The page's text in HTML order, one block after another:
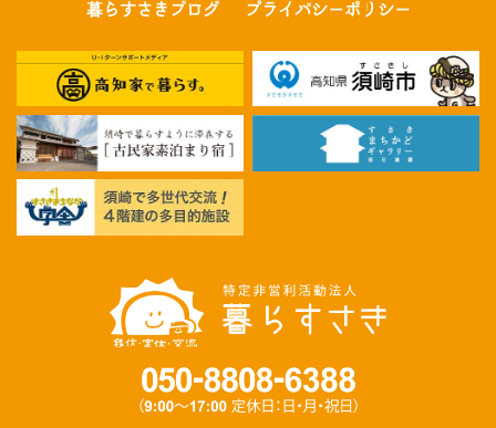
暮らすさきブログ プライバシーポリシー